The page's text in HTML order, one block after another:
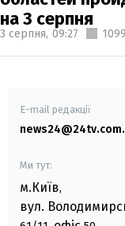
на 3 серпня
3 серпня, 09:27
E-mail редакції
Ми тут:
м.Київ,
вул.